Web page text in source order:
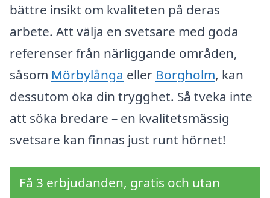
bättre insikt om kvaliteten på deras
arbete. Att välja en svetsare med goda
referenser från närliggande områden,
såsom Mörbylånga eller Borgholm, kan
dessutom öka din trygghet. Så tveka inte
att söka bredare – en kvalitetsmässig
svetsare kan finnas just runt hörnet!
Få 3 erbjudanden, gratis och utan